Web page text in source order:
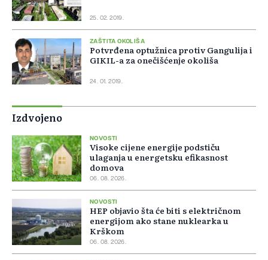
25. 02. 2019.
ZAŠTITA OKOLIŠA
Potvrđena optužnica protiv Gangulija i
GIKIL-a za onečišćenje okoliša
24. 01. 2019.
Izdvojeno
NOVOSTI
Visoke cijene energije podstiču
ulaganja u energetsku efikasnost
domova
06. 08. 2026.
NOVOSTI
HEP objavio šta će biti s električnom
energijom ako stane nuklearka u
Krškom
06. 08. 2026.